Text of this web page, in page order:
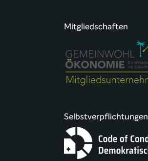
Mitgliedschaften
Selbstverpflichtungen